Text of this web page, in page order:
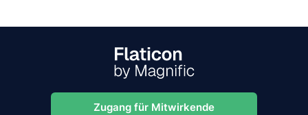
Zugang für Mitwirkende